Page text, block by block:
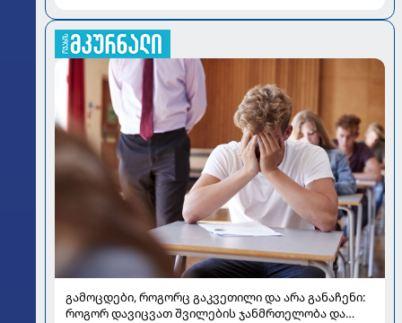
გამოცდები, როგორც გაკვეთილი და არა განაჩენი:
როგორ დავიცვათ შვილების ჯანმრთელობა და